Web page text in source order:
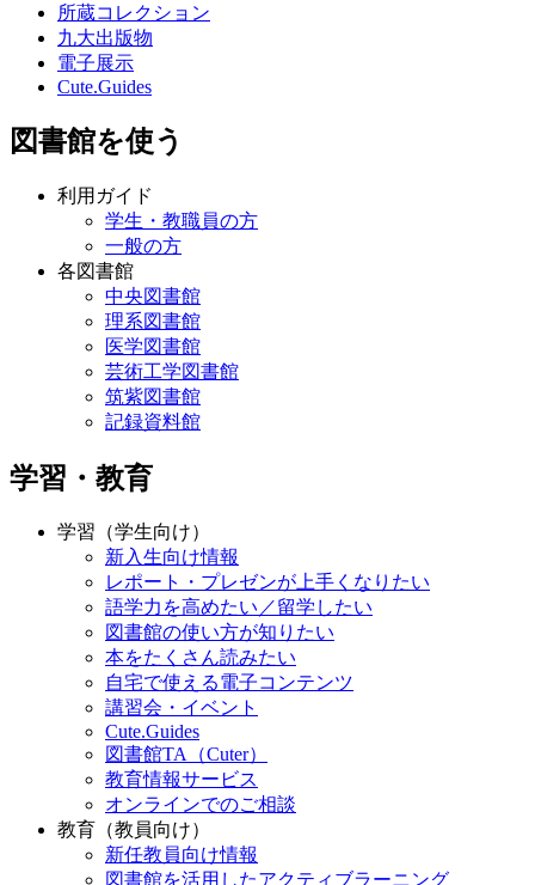
所蔵コレクション
九大出版物
電子展示
Cute.Guides
図書館を使う
利用ガイド
学生・教職員の方
一般の方
各図書館
中央図書館
理系図書館
医学図書館
芸術工学図書館
筑紫図書館
記録資料館
学習・教育
学習（学生向け）
新入生向け情報
レポート・プレゼンが上手くなりたい
語学力を高めたい／留学したい
図書館の使い方が知りたい
本をたくさん読みたい
自宅で使える電子コンテンツ
講習会・イベント
Cute.Guides
図書館TA（Cuter）
教育情報サービス
オンラインでのご相談
教育（教員向け）
新任教員向け情報
図書館を活用したアクティブラーニング